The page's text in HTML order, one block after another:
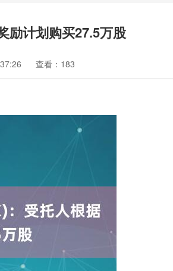
励计划购买27.5万股
查看：183